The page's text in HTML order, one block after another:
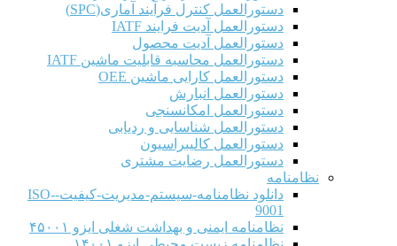
دستورالعمل کنترل فرآیند آماری(SPC)
دستورالعمل آدیت فرایند IATF
دستورالعمل آدیت محصول
دستورالعمل محاسبه قابلیت ماشین IATF
دستورالعمل کارایی ماشین OEE
دستورالعمل انبارش
دستورالعمل امکانسنجی
دستورالعمل شناسایی و ردیابی
دستورالعمل کالیبراسیون
دستورالعمل رضایت مشتری
نظامنامه
دانلود نظامنامه-سیستم-مدیریت-کیفیت-ISO-
9001
نظامنامه ایمنی و بهداشت شغلی ایزو ۴۵۰۰۱